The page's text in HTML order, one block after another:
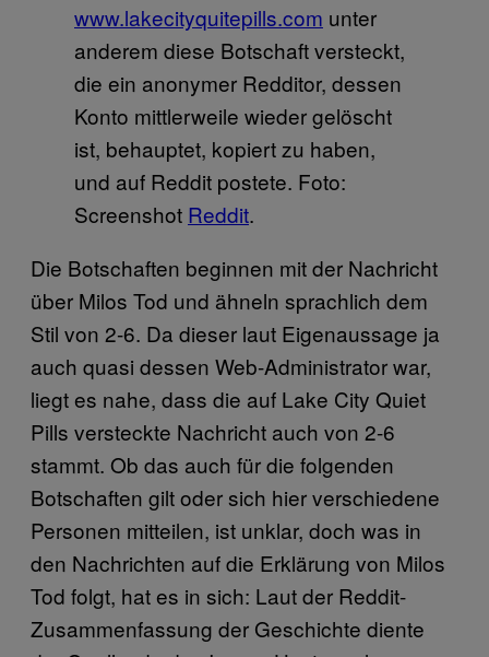
www.lakecityquitepills.com unter
anderem diese Botschaft versteckt,
die ein anonymer Redditor, dessen
Konto mittlerweile wieder gelöscht
ist, behauptet, kopiert zu haben,
und auf Reddit postete. Foto:
Screenshot Reddit.
Die Botschaften beginnen mit der Nachricht
über Milos Tod und ähneln sprachlich dem
Stil von 2-6. Da dieser laut Eigenaussage ja
auch quasi dessen Web-Administrator war,
liegt es nahe, dass die auf Lake City Quiet
Pills versteckte Nachricht auch von 2-6
stammt. Ob das auch für die folgenden
Botschaften gilt oder sich hier verschiedene
Personen mitteilen, ist unklar, doch was in
den Nachrichten auf die Erklärung von Milos
Tod folgt, hat es in sich: Laut der Reddit-
Zusammenfassung der Geschichte diente